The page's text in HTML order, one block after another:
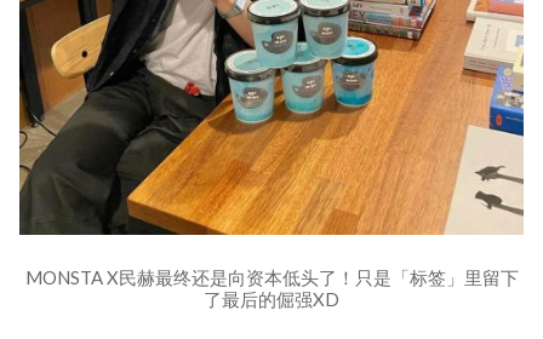
MONSTA X民赫最终还是向资本低头了！只是「标签」里留下
了最后的倔强XD